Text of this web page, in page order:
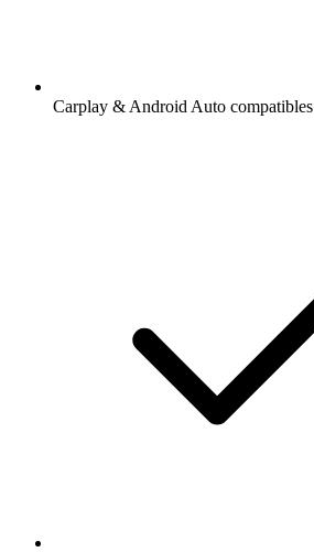
Carplay & Android Auto compatibles